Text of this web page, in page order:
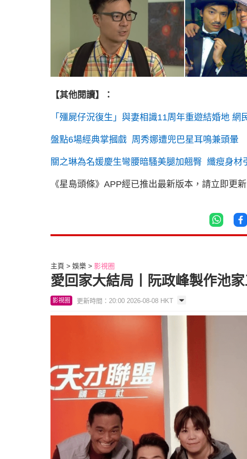
【其他閱讀】：
「殭屍仔況復生」與妻相識11周年重遊結婚地 網
盤點6場經典掌摑戲 周秀娜遭兜巴星耳鳴兼頭暈
關之琳為名媛慶生彎腰暗騷美腿加翹臀 纖瘦身材
《星島頭條》APP經已推出最新版本，請立即更
主頁 娛樂 影視圈
愛回家大結局丨阮政峰製作池
影視圈 更新時間：20:00 2026-08-08 HKT